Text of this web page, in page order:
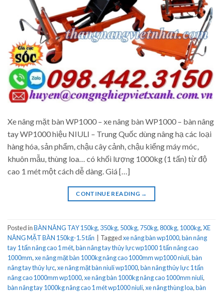
Xe nâng mặt bàn WP1000 – xe nâng bàn WP1000 – bàn nâng
tay WP1000 hiệu NIULI – Trung Quốc dùng nâng hạ các loại
hàng hóa, sản phẩm, chậu cây cảnh, chậu kiểng máy móc,
khuôn mẫu, thùng loa… có khối lượng 1000kg (1 tấn) từ độ
cao 1 mét một cách dễ dàng. Giá […]
CONTINUE READING →
Posted inBÀN NÂNG TAY 150kg, 350kg, 500kg, 750kg, 800kg, 1000kg,XE
NÂNG MẶT BÀN 150kg-1.5 tấn
Taggedxe nâng bàn wp1000,bàn nâng
tay 1 tấn nâng cao 1 mét,bàn nâng tay thủy lực wp1000 1 tấn nâng cao
1000mm,xe nâng mặt bàn 1000kg nâng cao 1000mm wp1000 niuli,bàn
nâng tay thủy lực,xe nâng mặt bàn niuli wp1000,bàn nâng thủy lực 1 tấn
nâng cao 1000mm wp1000,xe nâng bàn 1000kg nâng cao 1000mm niuli,
bàn nâng tay 1000kg nâng cao 1 mét wp1000 niuli,xe nâng thùng loa,bàn